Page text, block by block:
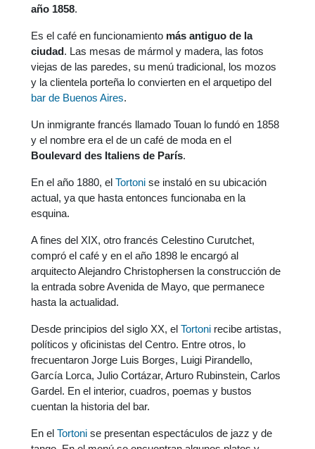
año 1858.
Es el café en funcionamiento más antiguo de la
ciudad. Las mesas de mármol y madera, las fotos
viejas de las paredes, su menú tradicional, los mozos
y la clientela porteña lo convierten en el arquetipo del
bar de Buenos Aires.
Un inmigrante francés llamado Touan lo fundó en 1858
y el nombre era el de un café de moda en el
Boulevard des Italiens de París.
En el año 1880, el Tortoni se instaló en su ubicación
actual, ya que hasta entonces funcionaba en la
esquina.
A fines del XIX, otro francés Celestino Curutchet,
compró el café y en el año 1898 le encargó al
arquitecto Alejandro Christophersen la construcción de
la entrada sobre Avenida de Mayo, que permanece
hasta la actualidad.
Desde principios del siglo XX, el Tortoni recibe artistas,
políticos y oficinistas del Centro. Entre otros, lo
frecuentaron Jorge Luis Borges, Luigi Pirandello,
García Lorca, Julio Cortázar, Arturo Rubinstein, Carlos
Gardel. En el interior, cuadros, poemas y bustos
cuentan la historia del bar.
En el Tortoni se presentan espectáculos de jazz y de